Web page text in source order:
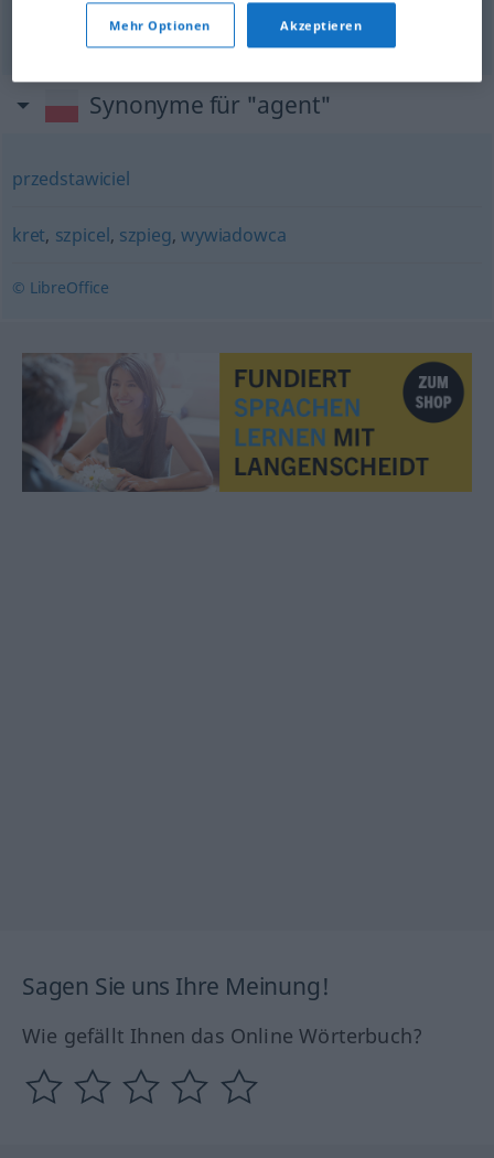
Doppelagent m
Synonyme für "agent"
przedstawiciel
kret, szpicel, szpieg,wywiadowca
© LibreOffice
Sagen Sie uns Ihre Meinung!
Wie gefällt Ihnen das Online Wörterbuch?
Mehr Optionen Akzeptieren